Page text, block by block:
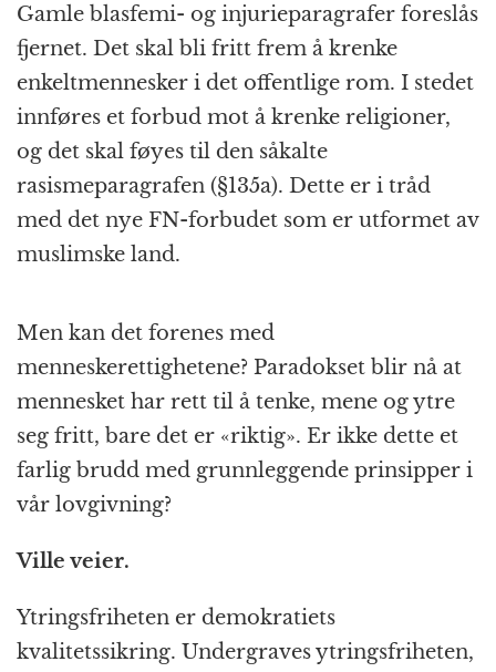
Gamle blasfemi- og injurieparagrafer foreslås
fjernet. Det skal bli fritt frem å krenke
enkeltmennesker i det offentlige rom. I stedet
innføres et forbud mot å krenke religioner,
og det skal føyes til den såkalte
rasismeparagrafen (§135a). Dette er i tråd
med det nye FN-forbudet som er utformet av
muslimske land.
Men kan det forenes med
menneskerettighetene? Paradokset blir nå at
mennesket har rett til å tenke, mene og ytre
seg fritt, bare det er «riktig». Er ikke dette et
farlig brudd med grunnleggende prinsipper i
vår lovgivning?
Ville veier.
Ytringsfriheten er demokratiets
kvalitetssikring. Undergraves ytringsfriheten,